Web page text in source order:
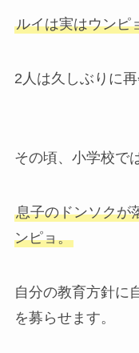
ルイは実はウンピ
2人は久しぶりに再
その頃、小学校で
息子のドンソクが
ンピョ。
自分の教育方針に
を募らせます。